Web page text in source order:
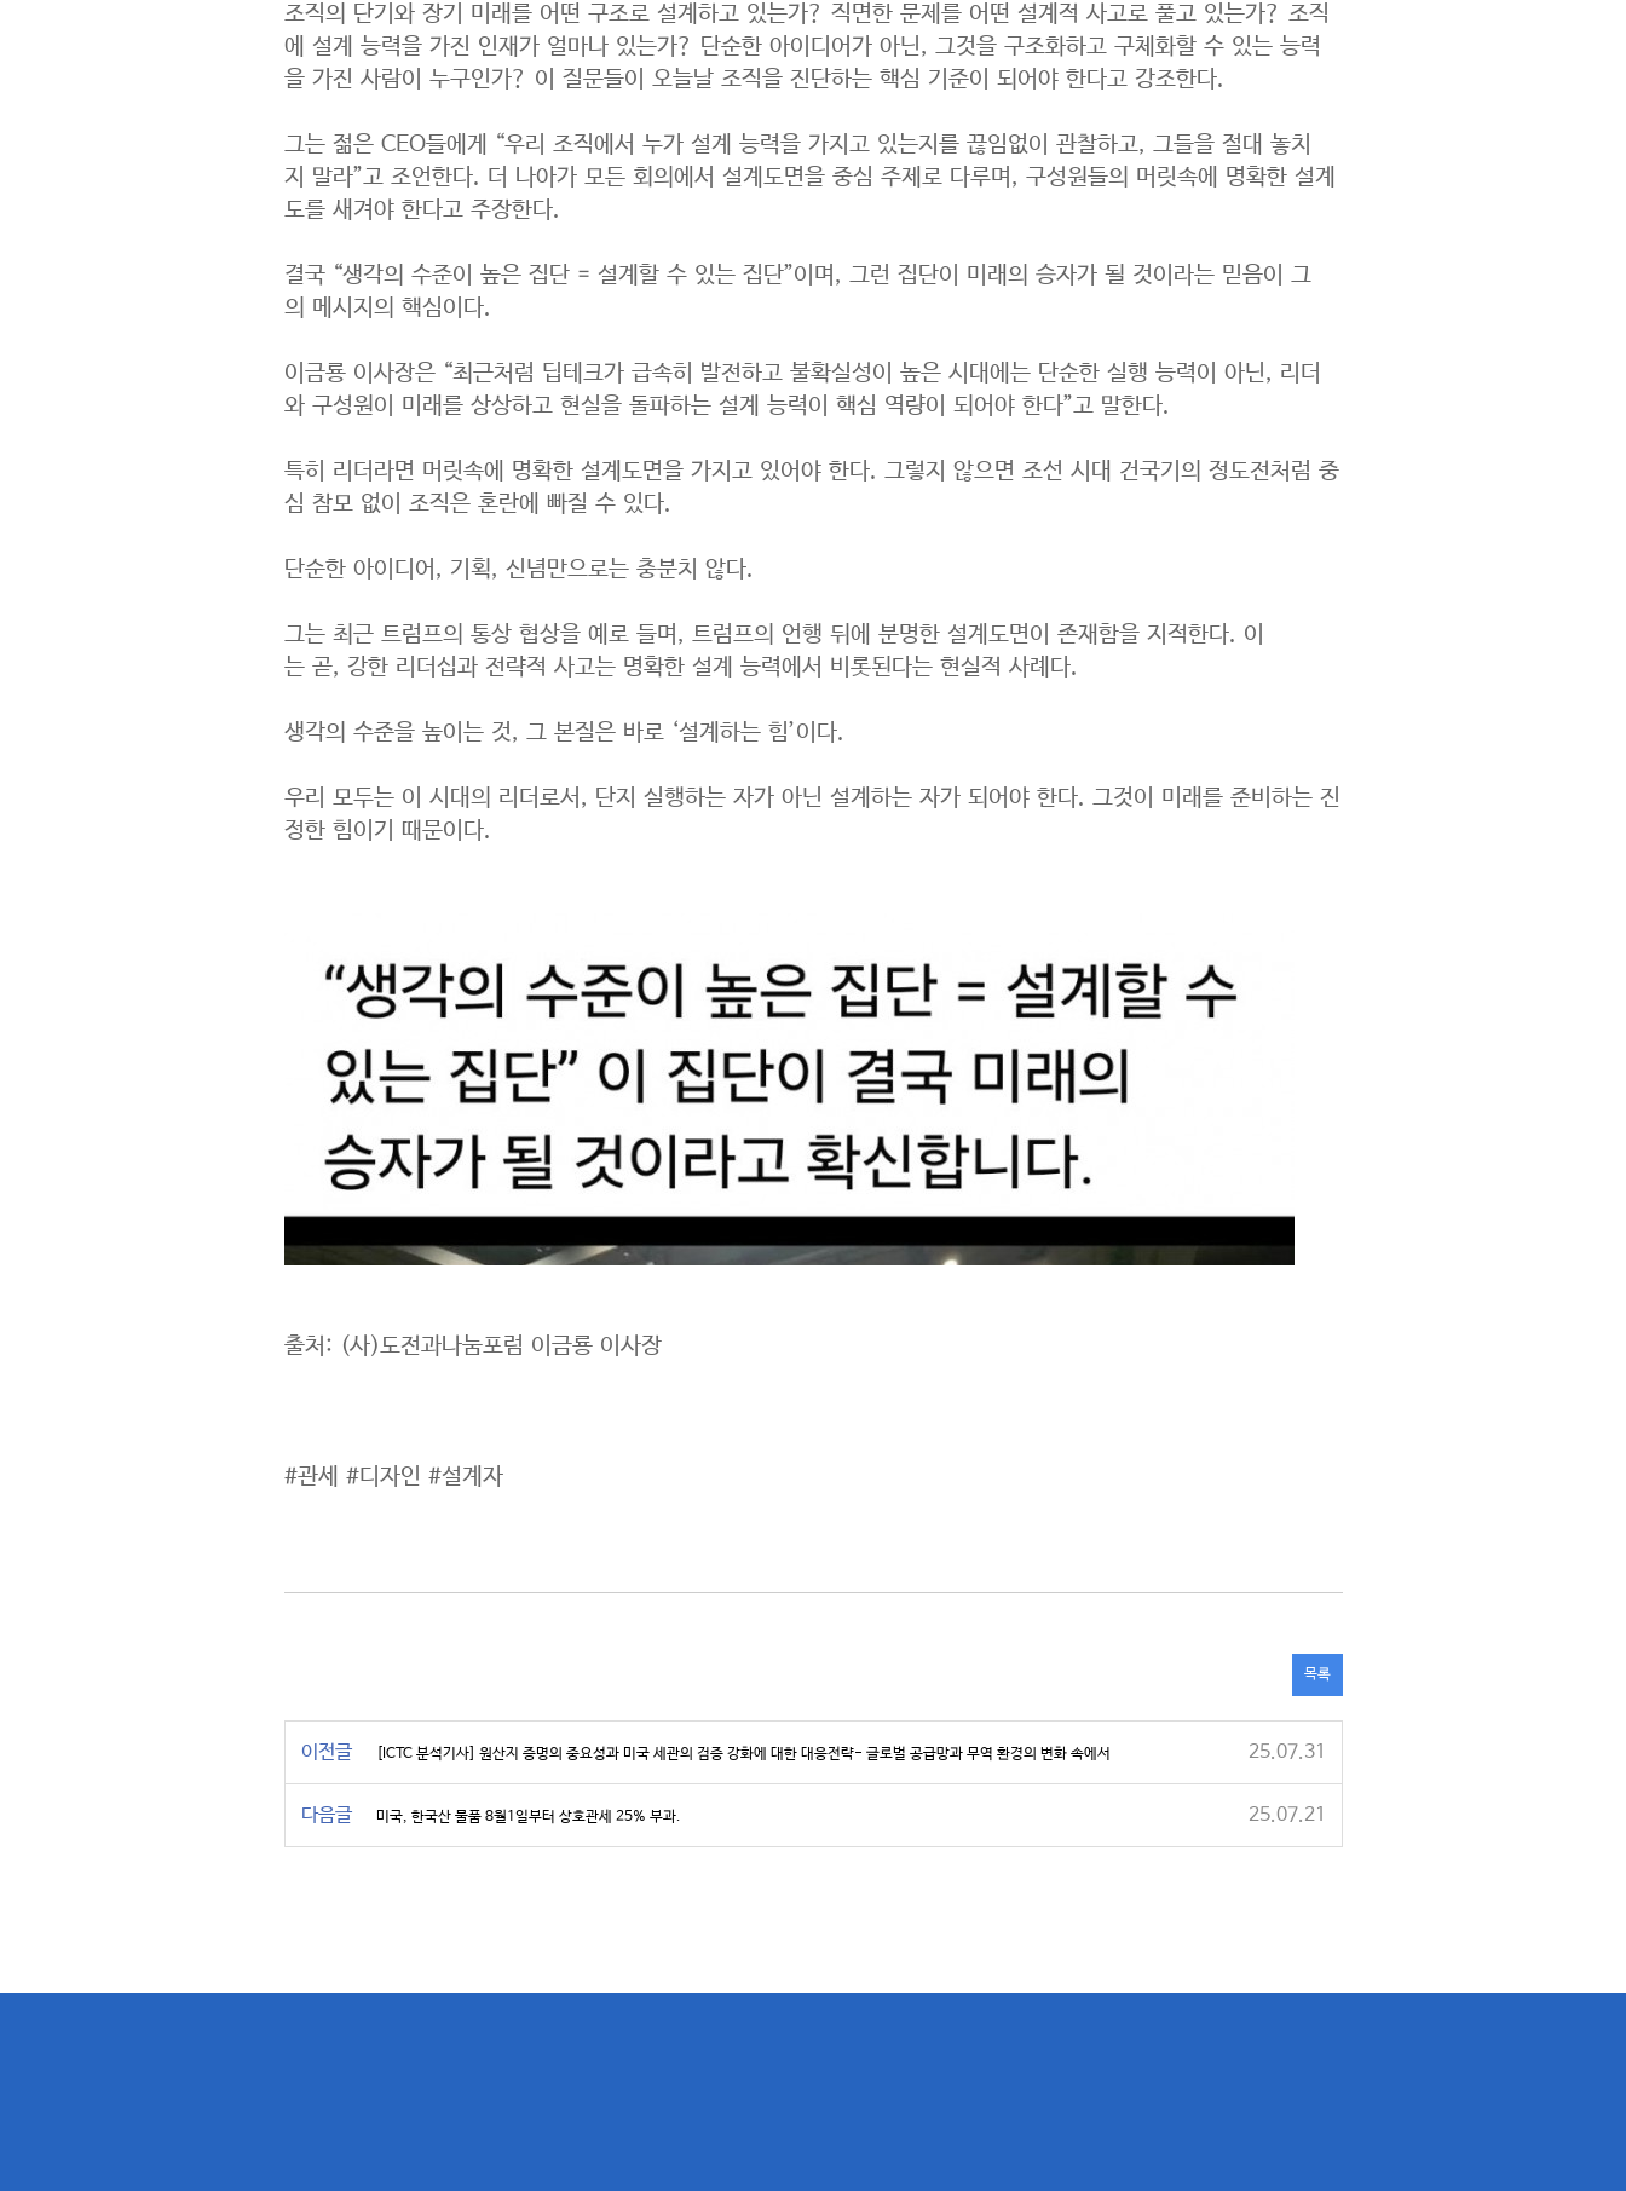
조직의 단기와 장기 미래를 어떤 구조로 설계하고 있는가? 직면한 문제를 어떤 설계적 사고로 풀고 있는가? 조직
에 설계 능력을 가진 인재가 얼마나 있는가? 단순한 아이디어가 아닌, 그것을 구조화하고 구체화할 수 있는 능력
을 가진 사람이 누구인가? 이 질문들이 오늘날 조직을 진단하는 핵심 기준이 되어야 한다고 강조한다.
그는 젊은 CEO들에게 “우리 조직에서 누가 설계 능력을 가지고 있는지를 끊임없이 관찰하고, 그들을 절대 놓치
지 말라”고 조언한다. 더 나아가 모든 회의에서 설계도면을 중심 주제로 다루며, 구성원들의 머릿속에 명확한 설계
도를 새겨야 한다고 주장한다.
결국 “생각의 수준이 높은 집단 = 설계할 수 있는 집단”이며, 그런 집단이 미래의 승자가 될 것이라는 믿음이 그
의 메시지의 핵심이다.
이금룡 이사장은 “최근처럼 딥테크가 급속히 발전하고 불확실성이 높은 시대에는 단순한 실행 능력이 아닌, 리더
와 구성원이 미래를 상상하고 현실을 돌파하는 설계 능력이 핵심 역량이 되어야 한다”고 말한다.
특히 리더라면 머릿속에 명확한 설계도면을 가지고 있어야 한다. 그렇지 않으면 조선 시대 건국기의 정도전처럼 중
심 참모 없이 조직은 혼란에 빠질 수 있다.
단순한 아이디어, 기획, 신념만으로는 충분치 않다.
그는 최근 트럼프의 통상 협상을 예로 들며, 트럼프의 언행 뒤에 분명한 설계도면이 존재함을 지적한다. 이
는 곧, 강한 리더십과 전략적 사고는 명확한 설계 능력에서 비롯된다는 현실적 사례다.
생각의 수준을 높이는 것, 그 본질은 바로 ‘설계하는 힘’이다.
우리 모두는 이 시대의 리더로서, 단지 실행하는 자가 아닌 설계하는 자가 되어야 한다. 그것이 미래를 준비하는 진
정한 힘이기 때문이다.
출처: (사)도전과나눔포럼 이금룡 이사장
​#관세 #디자인 #설계자
목록
이전글 [ICTC 분석기사] 원산지 증명의 중요성과 미국 세관의 검증 강화에 대한 대응전략- 글로벌 공급망과 무역 환경의 변화 속에서 25.07.31
다음글 미국, 한국산 물품 8월1일부터 상호관세 25% 부과. 25.07.21